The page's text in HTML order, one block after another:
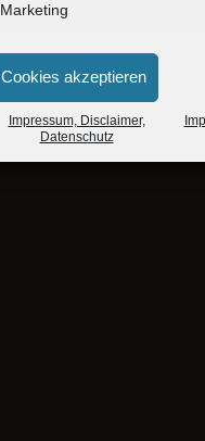
Marketing
Cookies akzeptieren
Impressum, Disclaimer,
Datenschutz